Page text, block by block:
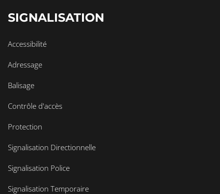
SIGNALISATION
Accessibilité
Adressage
Balisage
Contrôle d'accès
Protection
Signalisation Directionnelle
Signalisation Police
Signalisation Temporaire